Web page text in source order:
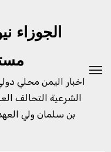
الجوزاء
اخبار اليمن محلي
الشرعية التحالف
بن سلمان ولي